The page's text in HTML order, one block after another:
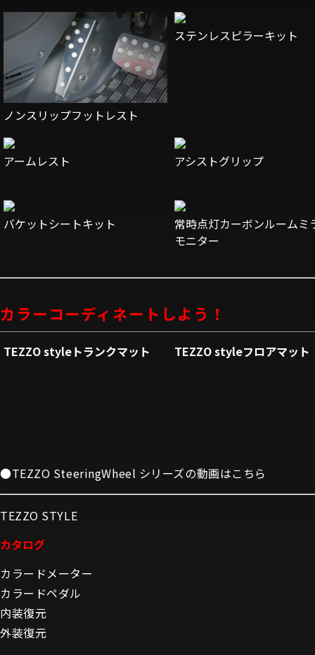
ノンスリップフットレスト
ステンレスピラーキット
アームレスト アシストグリップ
バケットシートキット
常時点灯カーボンルームミ
モニター
カラーコーディネートしよう！
TEZZO styleトランクマット TEZZO styleフロアマット
●TEZZO SteeringWheel シリーズの動画はこちら
TEZZO STYLE
カタログ
カラードメーター
カラードペダル
内装復元
外装復元